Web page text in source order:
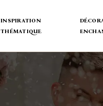
INSPIRATION
THÉMATIQUE